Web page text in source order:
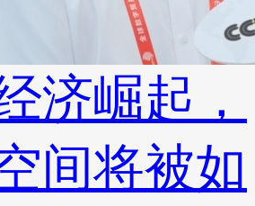
济崛起，
间将被如